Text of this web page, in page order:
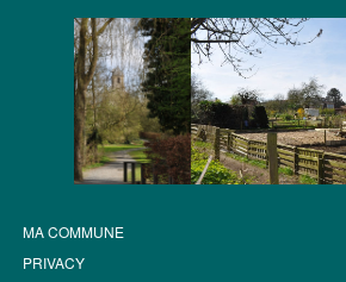
MA COMMUNE
PRIVACY